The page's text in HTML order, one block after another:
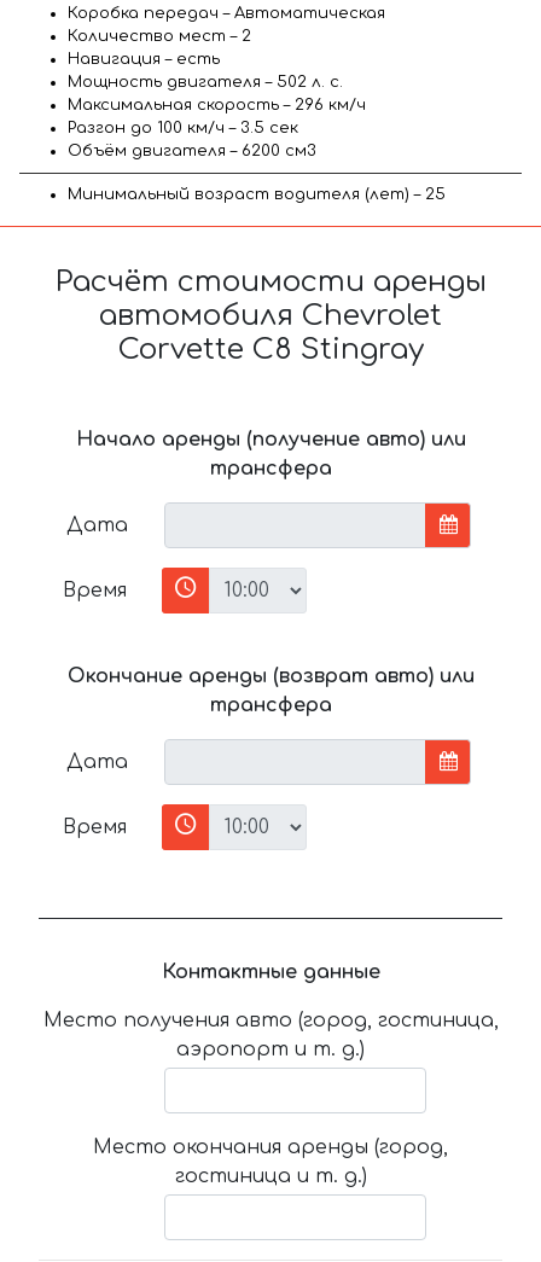
Коробка передач – Автоматическая
Количество мест – 2
Навигация – есть
Мощность двигателя – 502 л. с.
Максимальная скорость – 296 км/ч
Разгон до 100 км/ч – 3.5 сек
Объём двигателя – 6200 см3
Минимальный возраст водителя (лет) – 25
Расчёт стоимости аренды
автомобиля Chevrolet
Corvette C8 Stingray
Начало аренды (получение авто) или
трансфера
Дата
Время
Окончание аренды (возврат авто) или
трансфера
Дата
Время
Контактные данные
Место получения авто (город, гостиница,
аэропорт и т. д.)
Место окончания аренды (город,
гостиница и т. д.)